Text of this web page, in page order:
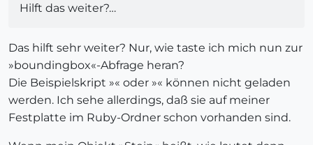
Hilft das weiter?…
Das hilft sehr weiter? Nur, wie taste ich mich nun zur
»boundingbox«-Abfrage heran?
Die Beispielskript »« oder »« können nicht geladen
werden. Ich sehe allerdings, daß sie auf meiner
Festplatte im Ruby-Ordner schon vorhanden sind.